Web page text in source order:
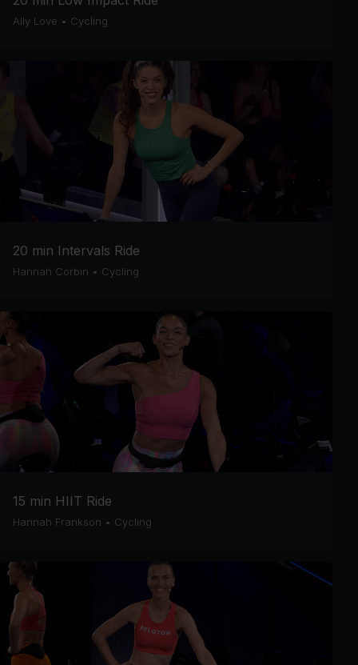
Ally Love • Cycling
20 min Intervals Ride
Hannah Corbin • Cycling
15 min HIIT Ride
Hannah Frankson • Cycling